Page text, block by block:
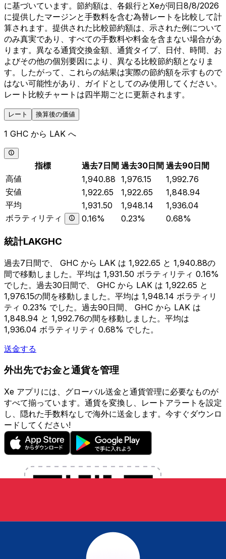
に基づいています。節約額は、各銀行とXeが同日8/8/2026
に提供したマージンと手数料を含む為替レートを比較して計
算されます。提供された比較節約額は、示された例について
のみ真実であり、すべての手数料や料金を含まない場合があ
ります。異なる通貨交換金額、通貨タイプ、日付、時間、お
よびその他の個別要因により、異なる比較節約額となりま
す。したがって、これらの結果は実際の節約額を示すもので
はない可能性があり、ガイドとしてのみ使用してください。
レート比較チャートは四半期ごとに更新されます。
レート 換算後の価値
1 GHC から LAK へ
指標 過去7日間 過去30日間 過去90日間
高値
1,940.88 1,976.15
1,992.76
安値
1,922.65 1,922.65
1,848.94
平均
1,931.50 1,948.14
1,936.04
ボラティリティ
0.16% 0.23% 0.68%
統計LAKGHC
過去7日間で、 GHC から LAK は 1,922.65 と 1,940.88の
間で移動しました。平均は 1,931.50 ボラティリティ 0.16%
でした。過去30日間で、 GHC から LAK は 1,922.65 と
1,976.15の間を移動しました。平均は 1,948.14 ボラティリ
ティ 0.23% でした。過去90日間、 GHC から LAK は
1,848.94 と 1,992.76の間を移動しました。平均は
1,936.04 ボラティリティ 0.68% でした。
送金する
外出先でお金と通貨を管理
Xe アプリには、グローバル送金と通貨管理に必要なものが
すべて揃っています。通貨を変換し、レートアラートを設定
し、隠れた手数料なしで海外に送金します。今すぐダウンロ
ードしてください!